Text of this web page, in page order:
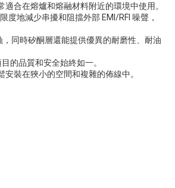
適合在熔爐和熔融材料附近的環境中使用。
度地減少串擾和阻擋外部 EMI/RFI 噪聲，
同時矽酮層還能提供優異的耐磨性、耐油
的品質和安全始終如一。
裝在狹小的空間和複雜的佈線中。